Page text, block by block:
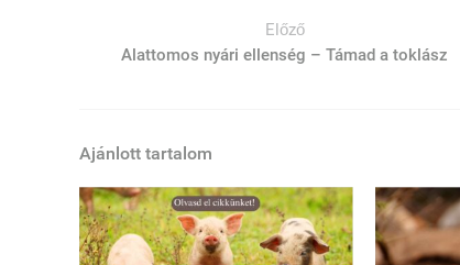
Előző
Alattomos nyári ellenség – Támad a toklász
Ajánlott tartalom